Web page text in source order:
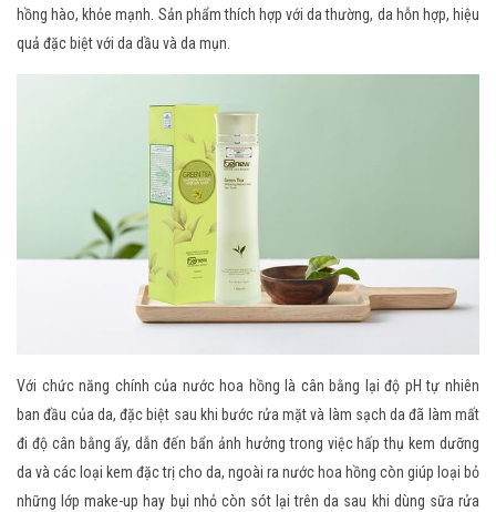
hồng hào, khỏe mạnh. Sản phẩm thích hợp với da thường, da hỗn hợp, hiệu
quả đặc biệt với da dầu và da mụn.
Với chức năng chính của nước hoa hồng là cân bằng lại độ pH tự nhiên
ban đầu của da, đặc biệt sau khi bước rửa mặt và làm sạch da đã làm mất
đi độ cân bằng ấy, dẫn đến bẩn ảnh hưởng trong việc hấp thụ kem dưỡng
da và các loại kem đặc trị cho da, ngoài ra nước hoa hồng còn giúp loại bỏ
những lớp make-up hay bụi nhỏ còn sót lại trên da sau khi dùng sữa rửa